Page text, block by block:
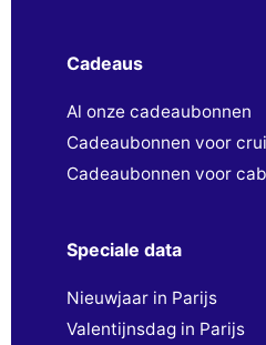
Cadeaus
Al onze cadeaubonnen
Cadeaubonnen voor
Cadeaubonnen voor
Speciale data
Nieuwjaar in Parijs
Valentijnsdag in Parijs